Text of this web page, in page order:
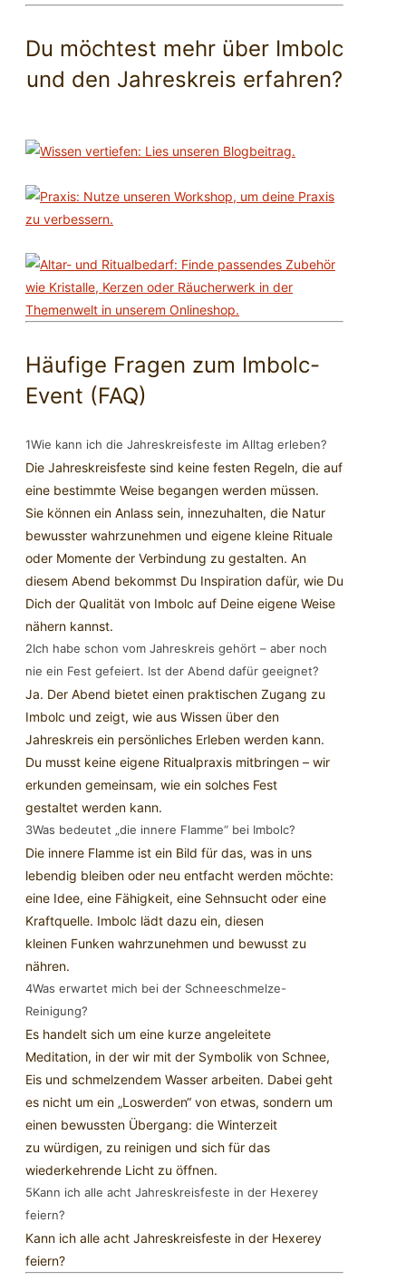
Du möchtest mehr über Imbolc
und den Jahreskreis erfahren?
Häufige Fragen zum Imbolc-
Event (FAQ)
1Wie kann ich die Jahreskreisfeste im Alltag erleben?
Die Jahreskreisfeste sind keine festen Regeln, die auf
eine bestimmte Weise begangen werden müssen.
Sie können ein Anlass sein, innezuhalten, die Natur
bewusster wahrzunehmen und eigene kleine Rituale
oder Momente der Verbindung zu gestalten. An
diesem Abend bekommst Du Inspiration dafür, wie Du
Dich der Qualität von Imbolc auf Deine eigene Weise
nähern kannst.
2Ich habe schon vom Jahreskreis gehört – aber noch
nie ein Fest gefeiert. Ist der Abend dafür geeignet?
Ja. Der Abend bietet einen praktischen Zugang zu
Imbolc und zeigt, wie aus Wissen über den
Jahreskreis ein persönliches Erleben werden kann.
Du musst keine eigene Ritualpraxis mitbringen – wir
erkunden gemeinsam, wie ein solches Fest
gestaltet werden kann.
3Was bedeutet „die innere Flamme“ bei Imbolc?
Die innere Flamme ist ein Bild für das, was in uns
lebendig bleiben oder neu entfacht werden möchte:
eine Idee, eine Fähigkeit, eine Sehnsucht oder eine
Kraftquelle. Imbolc lädt dazu ein, diesen
kleinen Funken wahrzunehmen und bewusst zu
nähren.
4Was erwartet mich bei der Schneeschmelze-
Reinigung?
Es handelt sich um eine kurze angeleitete
Meditation, in der wir mit der Symbolik von Schnee,
Eis und schmelzendem Wasser arbeiten. Dabei geht
es nicht um ein „Loswerden“ von etwas, sondern um
einen bewussten Übergang: die Winterzeit
zu würdigen, zu reinigen und sich für das
wiederkehrende Licht zu öffnen.
5Kann ich alle acht Jahreskreisfeste in der Hexerey
feiern?
Kann ich alle acht Jahreskreisfeste in der Hexerey
feiern?